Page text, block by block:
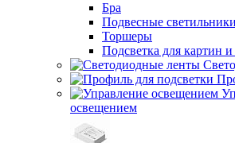
Бра
Подвесные светильники
Торшеры
Подсветка для картин и
освещением